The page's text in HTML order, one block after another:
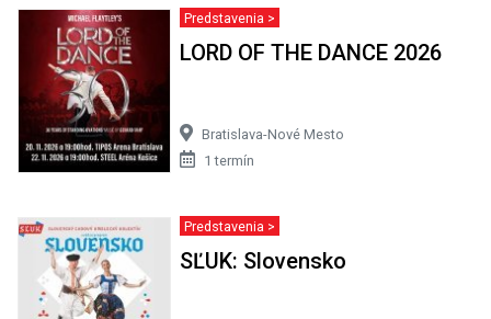
Predstavenia >
LORD OF THE DANCE 2026
Bratislava-Nové Mesto
1 termín
Predstavenia >
SĽUK: Slovensko